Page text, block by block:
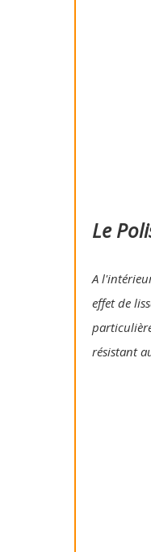
Le
A
effet de
résistant